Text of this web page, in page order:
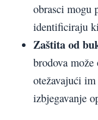
obrasci mogu
identificiraju
Zaštita od
brodova
otežavajući
izbjegavanje